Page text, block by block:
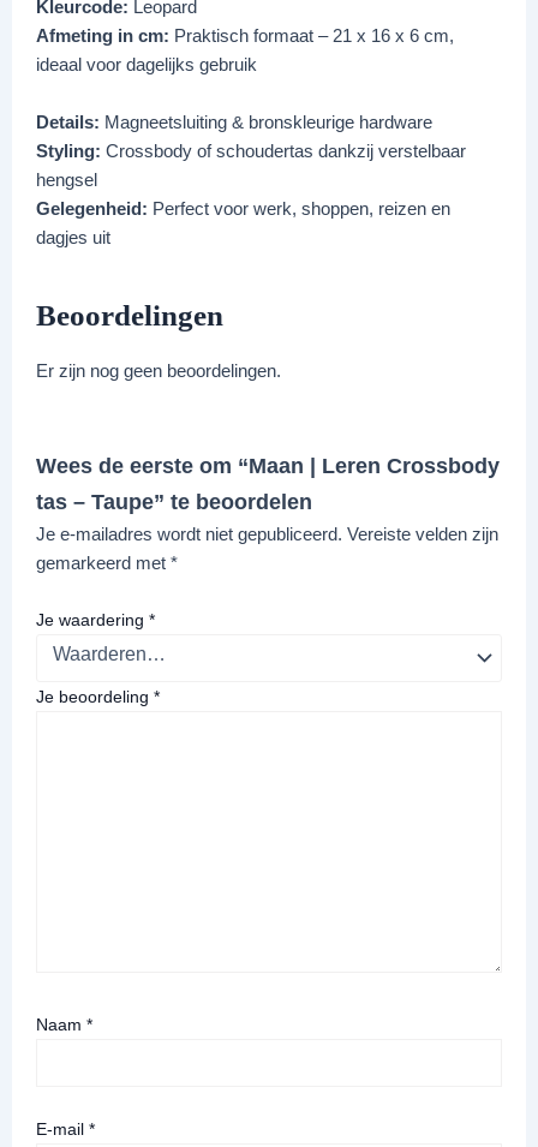
Kleurcode: Leopard
Afmeting in cm: Praktisch formaat – 21 x 16 x 6 cm,
ideaal voor dagelijks gebruik
Details: Magneetsluiting & bronskleurige hardware
Styling: Crossbody of schoudertas dankzij verstelbaar
hengsel
Gelegenheid: Perfect voor werk, shoppen, reizen en
dagjes uit
Beoordelingen
Er zijn nog geen beoordelingen.
Wees de eerste om “Maan | Leren Crossbody
tas – Taupe” te beoordelen
Je e-mailadres wordt niet gepubliceerd. Vereiste velden zijn
gemarkeerd met *
Je waardering *
Je beoordeling *
Naam *
E-mail *